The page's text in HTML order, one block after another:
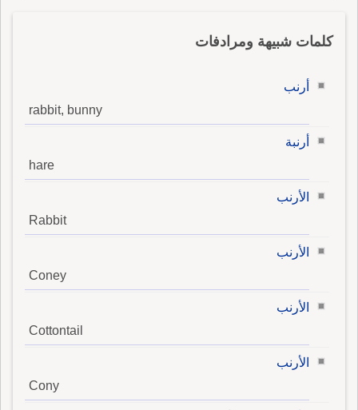
كلمات شبيهة ومرادفات
أرنب
rabbit, bunny
أرنبة
hare
الأرنب
Rabbit
الأرنب
Coney
الأرنب
Cottontail
الأرنب
Cony